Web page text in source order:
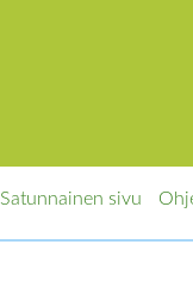
Satunnainen sivu